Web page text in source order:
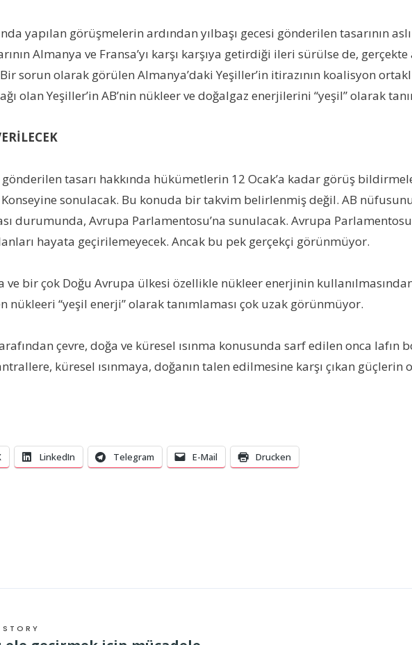
yapılan görüşmelerin ardından yılbaşı gecesi gönderilen tasarının
Almanya ve Fransa’yı karşı karşıya getirdiği ileri sürülse de,
sorun olarak görülen Almanya’daki Yeşiller’in itirazının koalisyon
olan Yeşiller’in AB’nin nükleer ve doğalgaz enerjilerini “yeşil” olarak
tasarı hakkında hükümetlerin 12 Ocak’a kadar görüş
sonulacak. Bu konuda bir takvim belirlenmiş değil. AB
durumunda, Avrupa Parlamentosu’na sunulacak. Avrupa
hayata geçirilemeyecek. Ancak bu pek gerçekçi görünmüyor.
bir çok Doğu Avrupa ülkesi özellikle nükleer enerjinin
“yeşil enerji” olarak tanımlaması çok uzak görünmüyor.
çevre, doğa ve küresel ısınma konusunda sarf edilen onca lafın
küresel ısınmaya, doğanın talen edilmesine karşı çıkan
LinkedIn Telegram E-Mail Drucken